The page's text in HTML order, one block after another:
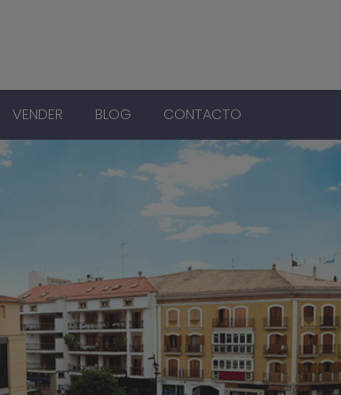
VENDER BLOG CONTACTO